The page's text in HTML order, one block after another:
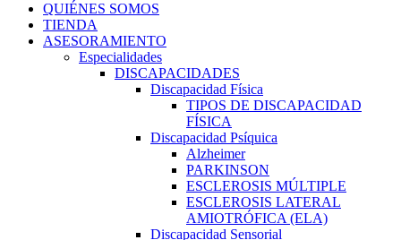
QUIÉNES SOMOS
TIENDA
ASESORAMIENTO
Especialidades
DISCAPACIDADES
Discapacidad Física
TIPOS DE DISCAPACIDAD
FÍSICA
Discapacidad Psíquica
Alzheimer
PARKINSON
ESCLEROSIS MÚLTIPLE
ESCLEROSIS LATERAL
AMIOTRÓFICA (ELA)
Discapacidad Sensorial